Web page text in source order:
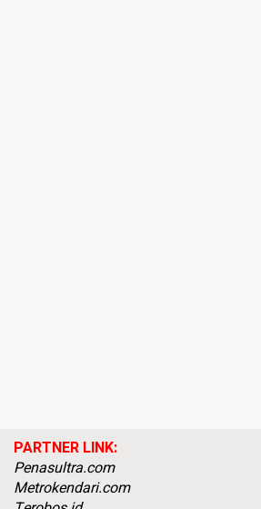
PARTNER LINK:
Penasultra.com
Metrokendari.com